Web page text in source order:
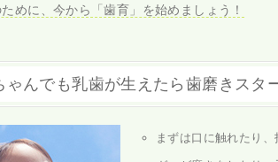
めに、今から「歯育」を始めましょう！
ゃんでも乳歯が生えたら歯磨きスタ
まずは口に触れたり